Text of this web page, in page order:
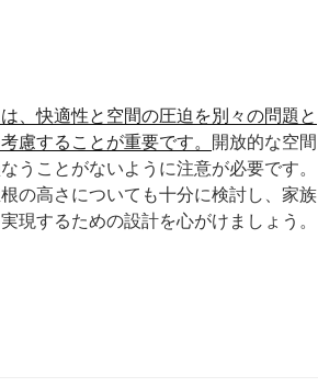
、快適性と空間の圧迫を別々の問題と
慮することが重要です。
開放的な空間
うことがないように注意が必要です。
の高さについても十分に検討し、家族
現するための設計を心がけましょう。